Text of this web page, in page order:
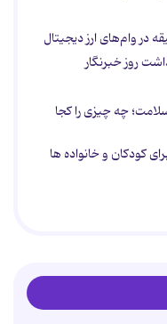
در وام‌های ارز دیجیتال
روز خبرنگار
چه چیزی را کجا
کودکان و خانواده ها